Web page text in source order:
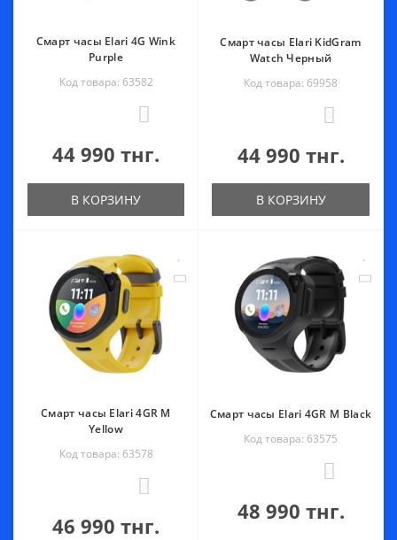
Смарт часы Elari 4G Wink
Purple
Код товара: 63582
44 990 тнг.
В КОРЗИНУ
Смарт часы Elari KidGram
Watch Черный
Код товара: 69958
44 990 тнг.
В КОРЗИНУ
Смарт часы Elari 4GR M
Yellow
Код товара: 63578
46 990 тнг.
Смарт часы Elari 4GR M Black
Код товара: 63575
48 990 тнг.